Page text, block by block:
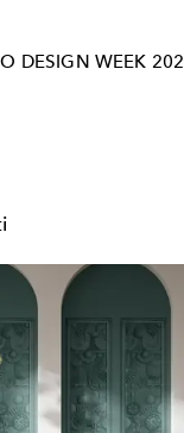
DESIGN WEEK